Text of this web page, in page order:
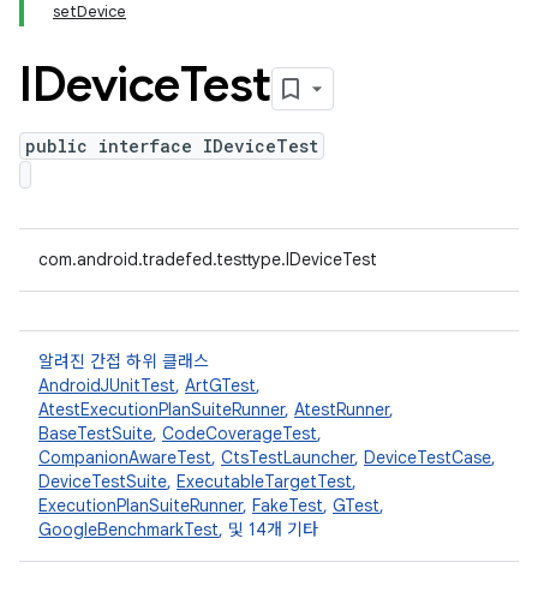
setDevice
IDeviceTest
public interface IDeviceTest
com.android.tradefed.testtype.IDeviceTest
알려진 간접 하위 클래스
AndroidJUnitTest, ArtGTest,
AtestExecutionPlanSuiteRunner, AtestRunner,
BaseTestSuite, CodeCoverageTest,
CompanionAwareTest, CtsTestLauncher, DeviceTestCase,
DeviceTestSuite, ExecutableTargetTest,
ExecutionPlanSuiteRunner, FakeTest, GTest,
GoogleBenchmarkTest, 및 14개 기타